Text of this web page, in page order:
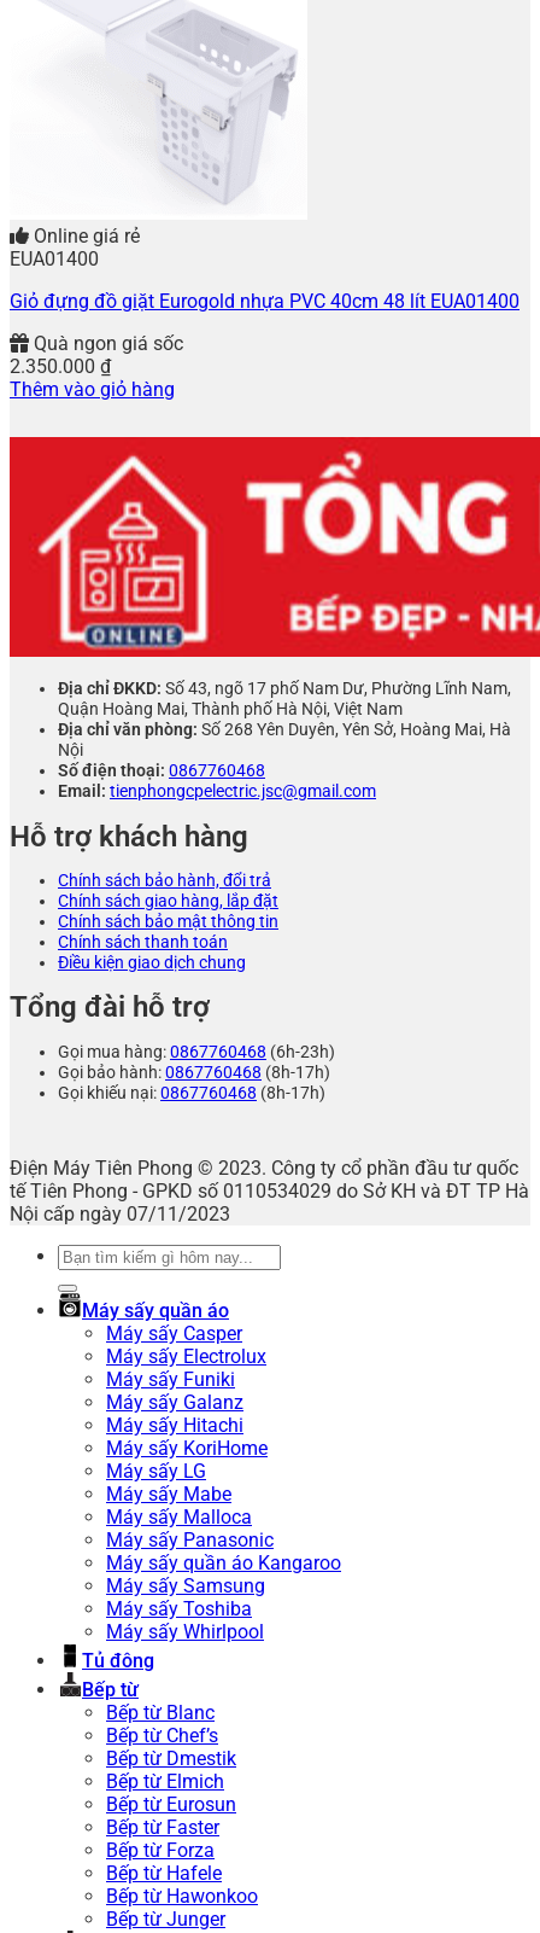
Online giá rẻ
EUA01400
Giỏ đựng đồ giặt Eurogold nhựa PVC 40cm 48 lít EUA01400
Quà ngon giá sốc
2.350.000 ₫
Thêm vào giỏ hàng
Địa chỉ ĐKKD: Số 43, ngõ 17 phố Nam Dư, Phường Lĩnh Nam,
Quận Hoàng Mai, Thành phố Hà Nội, Việt Nam
Địa chỉ văn phòng: Số 268 Yên Duyên, Yên Sở, Hoàng Mai, Hà
Nội
Số điện thoại: 0867760468
Email: tienphongcpelectric.jsc@gmail.com
Hỗ trợ khách hàng
Chính sách bảo hành, đổi trả
Chính sách giao hàng, lắp đặt
Chính sách bảo mật thông tin
Chính sách thanh toán
Điều kiện giao dịch chung
Tổng đài hỗ trợ
Gọi mua hàng:0867760468 (6h-23h)
Gọi bảo hành:0867760468 (8h-17h)
Gọi khiếu nại:0867760468 (8h-17h)
Điện Máy Tiên Phong © 2023. Công ty cổ phần đầu tư quốc
tế Tiên Phong - GPKD số 0110534029 do Sở KH và ĐT TP Hà
Nội cấp ngày 07/11/2023
Tìm
Máy sấy quần áo
Máy sấy Casper
Máy sấy Electrolux
Máy sấy Funiki
Máy sấy Galanz
Máy sấy Hitachi
Máy sấy KoriHome
Máy sấy LG
Máy sấy Mabe
Máy sấy Malloca
Máy sấy Panasonic
Máy sấy quần áo Kangaroo
Máy sấy Samsung
Máy sấy Toshiba
Máy sấy Whirlpool
Tủ đông
Bếp từ
Bếp từ Blanc
Bếp từ Chef’s
Bếp từ Dmestik
Bếp từ Elmich
Bếp từ Eurosun
Bếp từ Faster
Bếp từ Forza
Bếp từ Hafele
Bếp từ Hawonkoo
Bếp từ Junger